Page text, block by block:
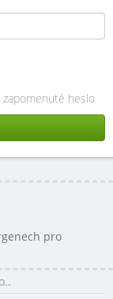
zapomenuté heslo
pro